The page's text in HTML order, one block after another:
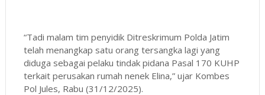
“Tadi malam tim penyidik Ditreskrimum Polda Jatim
telah menangkap satu orang tersangka lagi yang
diduga sebagai pelaku tindak pidana Pasal 170 KUHP
terkait perusakan rumah nenek Elina,” ujar Kombes
Pol Jules, Rabu (31/12/2025).